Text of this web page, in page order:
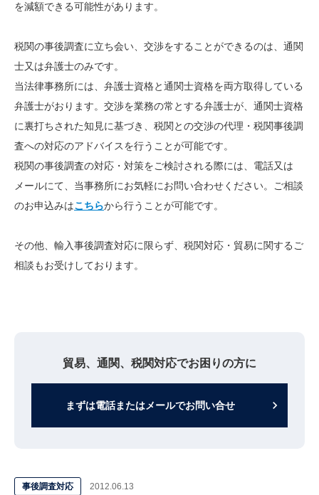
を減額できる可能性があります。
税関の事後調査に立ち会い、交渉をすることができるのは、通関
士又は弁護士のみです。
当法律事務所には、弁護士資格と通関士資格を両方取得している
弁護士がおります。交渉を業務の常とする弁護士が、通関士資格
に裏打ちされた知見に基づき、税関との交渉の代理・税関事後調
査への対応のアドバイスを行うことが可能です。
税関の事後調査の対応・対策をご検討される際には、 電話又は
メールにて、当事務所にお気軽にお問い合わせください。ご相談
のお申込みはこちらから行うことが可能です。
その他、輸入事後調査対応に限らず、税関対応・貿易に関するご
相談もお受けしております。
貿易、通関、税関対応でお困りの方に
まずは電話またはメールでお問い合せ keyboard_arrow_right
事後調査対応 2012.06.13